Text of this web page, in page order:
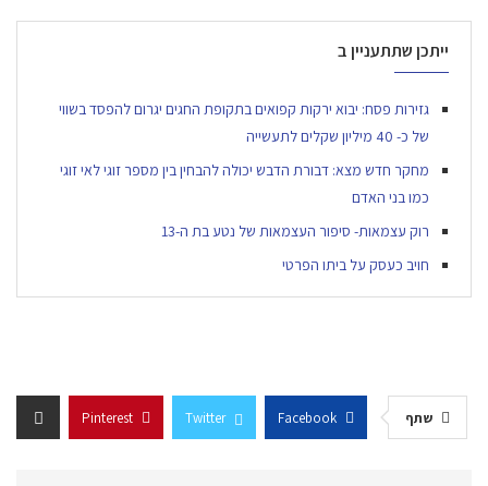
ייתכן שתתעניין ב
גזירות פסח: יבוא ירקות קפואים בתקופת החגים יגרום להפסד בשווי
של כ- 40 מיליון שקלים לתעשייה
מחקר חדש מצא: דבורת הדבש יכולה להבחין בין מספר זוגי לאי זוגי
כמו בני האדם
רוק עצמאות- סיפור העצמאות של נטע בת ה-13
חויב כעסק על ביתו הפרטי
שתף Facebook
Twitter
Pinterest